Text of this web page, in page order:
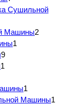
Сушильной
Машины2
1
9
1
1
Машины1